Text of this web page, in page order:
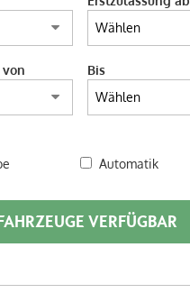
Bis
Automatik
VERFÜGBAR